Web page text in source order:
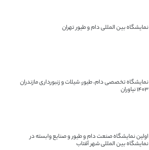
نمایشگاه بین المللی دام و طیور تهران
نمایشگاه تخصصی دام، طیور، شیلات و زنبورداری مازندران
1403 نیاوران
اولین نمایشگاه صنعت دام و طیور و صنایع وابسته در
نمایشگاه بین المللی شهر آفتاب